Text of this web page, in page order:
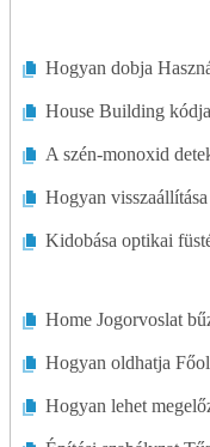
Hogyan dobja
House Building
A szén-monoxid
Hogyan
Kidobása optikai
Home Jogorvoslat
Hogyan oldhatja
Hogyan lehet